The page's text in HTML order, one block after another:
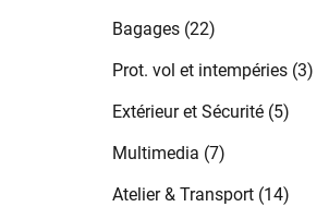
Bagages (22)
Prot. vol et intempéries (3)
Extérieur et Sécurité (5)
Multimedia (7)
Atelier & Transport (14)